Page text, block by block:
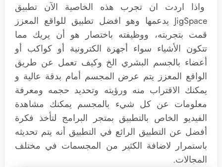
واذا اردت ان تجرب هذه الخاصية الآن تطبيق
JigSpace يدعمها وهو افضل تطبيق للواقع المعزز
قمت بتجربته، ووظيفته باختصار هو أن يريك مما
تتكون الأشياء سواء أجهزة الكترونية أو كواكب أو
أعضاء بالجسم البشري الخ وكيف تعمل عن طريق
الواقع المعزز يتم عرض المجسم أمام بدقة عالية و
يمكنك الاقتراب منه ورؤيته وتحديد حجمه ومعرفة
معلومات عن كل شيء بالمجسم يمكنك مشاهدة
الفيديو الخاص بالتطبيق بمتجر البرامج لتأخذ فكرة
أفضل عن التطبيق الرائع في التطبيق أنه يتم تحديثه
باستمرار لاضافة الكثير من المجسمات في مختلف
المجالات.